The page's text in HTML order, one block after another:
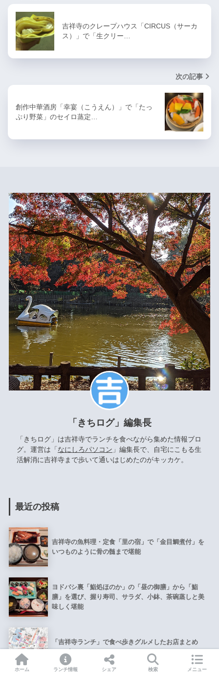
吉祥寺のクレープハウス「CIRCUS（サーカ
ス）」で「生クリー…
次の記事
創作中華酒房「幸宴（こうえん）」で「たっ
ぷり野菜」のセイロ蒸定…
「きちログ」編集長
「きちログ」は吉祥寺でランチを食べながら集めた情報ブロ
グ。運営は「 なにしろパソコン 」編集長で、自宅にこもる生
活解消に吉祥寺まで歩いて通いはじめたのがキッカケ。
最近の投稿
吉祥寺の魚料理・定食「里の宿」で「金目鯛煮付」を
いつものように骨の髄まで堪能
ヨドバシ裏「鮨処ほのか」の「昼の御膳」から「鮨
膳」を選び、握り寿司、サラダ、小鉢、茶碗蒸しと美
味しく堪能
「吉祥寺ランチ」で食べ歩きグルメしたお店まとめ
ホーム ランチ情報 シェア 検索 メニュー